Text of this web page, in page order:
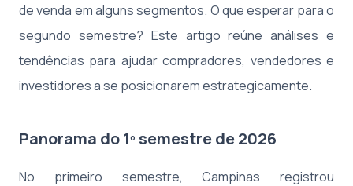
de venda em alguns segmentos. O que esperar para o
segundo semestre? Este artigo reúne análises e
tendências para ajudar compradores, vendedores e
investidores a se posicionarem estrategicamente.
Panorama do 1º semestre de 2026
No primeiro semestre, Campinas registrou